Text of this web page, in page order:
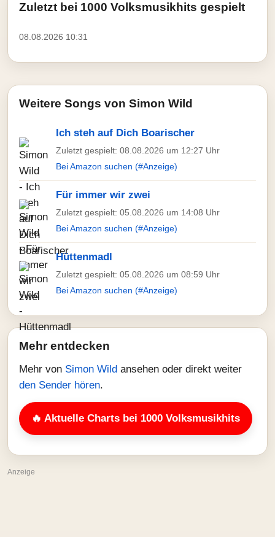
Zuletzt bei 1000 Volksmusikhits gespielt
08.08.2026 10:31
Weitere Songs von Simon Wild
Ich steh auf Dich Boarischer
Zuletzt gespielt: 08.08.2026 um 12:27 Uhr
Bei Amazon suchen (#Anzeige)
Für immer wir zwei
Zuletzt gespielt: 05.08.2026 um 14:08 Uhr
Bei Amazon suchen (#Anzeige)
Hüttenmadl
Zuletzt gespielt: 05.08.2026 um 08:59 Uhr
Bei Amazon suchen (#Anzeige)
Mehr entdecken
Mehr von Simon Wild ansehen oder direkt weiter
den Sender hören.
🔥 Aktuelle Charts bei 1000 Volksmusikhits
Anzeige